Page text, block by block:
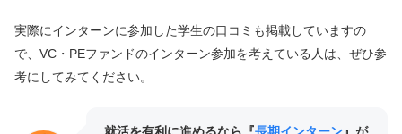
実際にインターンに参加した学生の口コミも掲載していますの
で、VC・PEファンドのインターン参加を考えている人は、ぜひ参
考にしてみてください。